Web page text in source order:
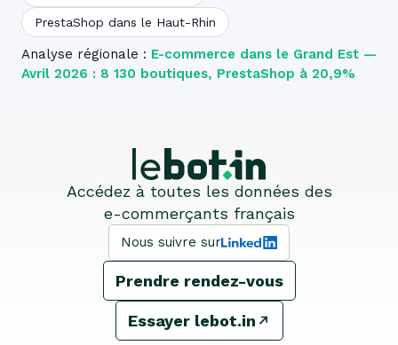
PrestaShop dans le Haut-Rhin
Analyse régionale : E-commerce dans le Grand Est —
Avril 2026 : 8 130 boutiques, PrestaShop à 20,9%
Accédez à toutes les données des
e-commerçants français
Nous suivre sur
Prendre rendez-vous
Essayer lebot.in